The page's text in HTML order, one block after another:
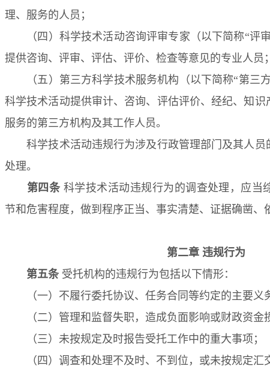
理、服务的人员；
（四）科学技术活动咨询评审专家（以下简称“评
提供咨询、评审、评估、评价、检查等意见的专业人员；
（五）第三方科学技术服务机构（以下简称“第三
科学技术活动提供审计、咨询、评估评价、经纪、知
服务的第三方机构及其工作人员。
科学技术活动违规行为涉及行政管理部门及其人员
处理。
第四条 科学技术活动违规行为的调查处理，应当
节和危害程度，做到程序正当、事实清楚、证据确凿、
第二章 违规行为
第五条 受托机构的违规行为包括以下情形：
（一）不履行委托协议、任务合同等约定的主要义
（二）管理和监督失职，造成负面影响或财政资金
（三）未按规定及时报告受托工作中的重大事项；
（四）调查和处理不及时、不到位，或未按规定汇